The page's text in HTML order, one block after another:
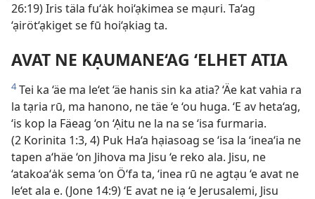
26:19) Iris täla fu‘ȧk hoi‘ạkimea se mạuri. Ta‘ag
‘ạiröt‘ạkiget se fū hoi‘ạkiag ta.
AVAT NE KẠUMANE‘AG ‘ELHET ATIA
4Tei ka ‘äe ma le‘et ‘äe hanis sin ka atia? ‘Äe kat vahia ra
la tạria rū, ma hanono, ne täe ‘e ‘ou huga. ‘E av heta‘ag,
‘is kop la Fäeag ‘on ‘Ạitu ne la na se ‘isa furmaria.
(2 Korinita 1:3, 4) Puk Ha‘a hạiasoag se ‘isa la ‘inea‘ia ne
tapen a‘häe ‘on Jihova ma Jisu ‘e reko ala. Jisu, ne
‘atakoa‘ȧk sema ‘on Ö‘fa ta, ‘inea rū ne agtạu ‘e avat ne
le‘et ala e. (Jone 14:9) ‘E avat ne iạ ‘e Jerusalemi, Jisu